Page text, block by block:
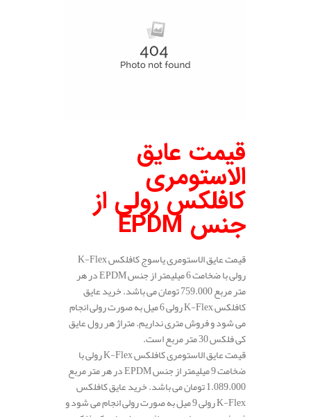
قیمت عایق
الاستومری
کافلکس رولی از
جنس EPDM
قیمت عایق الاستومری یاسوج کافلکس K-Flex
رولی با ضخامت 6 میلیمتر از جنس EPDM در هر
متر مربع 759.000 تومان می باشد. خرید عایق
کافلکس K-Flex رولی 6 میل به صورت رولی انجام
می شود و فروش متری نداریم. متراژ هر رول عایق
کی فلکس 30 متر مربع است.
قیمت عایق الاستومری کافلکس K-Flex رولی با
ضخامت 9 میلیمتر از جنس EPDM در هر متر مربع
1.089.000 تومان می باشد. خرید عایق کافلکس
K-Flex رولی 9 میل به صورت رولی انجام می شود و